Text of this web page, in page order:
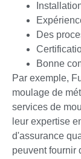
Des
Bonne
Par exemple,
moulage de
services de
leur expertise
d'assurance
peuvent fournir